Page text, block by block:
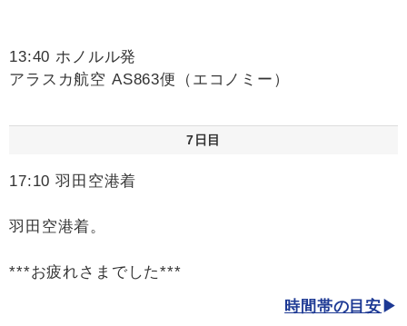
13:40 ホノルル発
アラスカ航空 AS863便（エコノミー）
7日目
17:10 羽田空港着
羽田空港着。
***お疲れさまでした***
時間帯の目安